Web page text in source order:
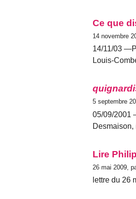
Ce que
14 novembre
14/11/03
Louis-
5 septembre
05/09/2001
Desmaison,
Lire
26 mai 2009,
lettre du 26